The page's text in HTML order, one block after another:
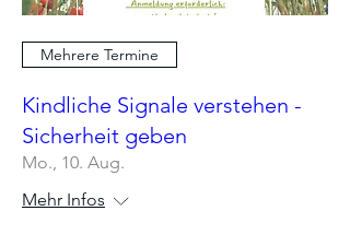
Mehrere Termine
Kindliche Signale verstehen -
Sicherheit geben
Mo., 10. Aug.
Mehr Infos